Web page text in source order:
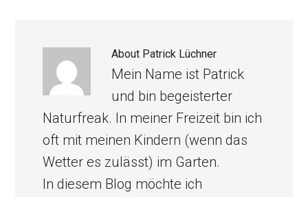
About Patrick Lüchner
Mein Name ist Patrick
und bin begeisterter
Naturfreak. In meiner Freizeit bin ich
oft mit meinen Kindern (wenn das
Wetter es zulässt) im Garten.
In diesem Blog möchte ich